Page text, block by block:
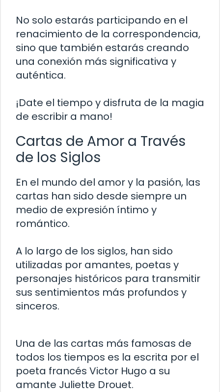
No solo estarás participando en el
renacimiento de la correspondencia,
sino que también estarás creando
una conexión más significativa y
auténtica.
¡Date el tiempo y disfruta de la magia
de escribir a mano!
Cartas de Amor a Través
de los Siglos
En el mundo del amor y la pasión, las
cartas han sido desde siempre un
medio de expresión íntimo y
romántico.
A lo largo de los siglos, han sido
utilizadas por amantes, poetas y
personajes históricos para transmitir
sus sentimientos más profundos y
sinceros.
Una de las cartas más famosas de
todos los tiempos es la escrita por el
poeta francés Victor Hugo a su
amante Juliette Drouet.